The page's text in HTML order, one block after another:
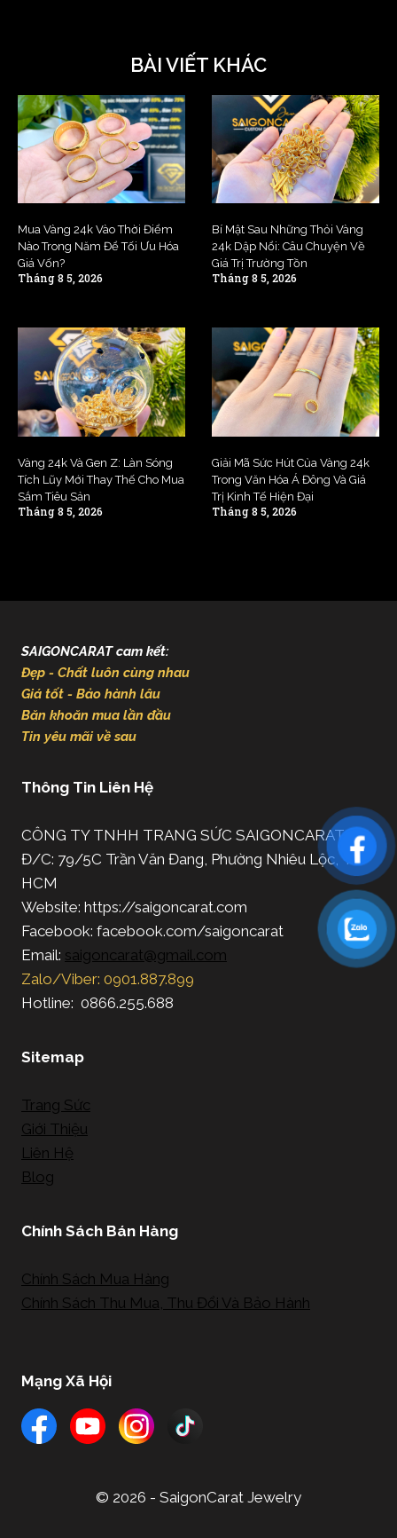
BÀI VIẾT KHÁC
Mua Vàng 24k Vào Thời Điểm
Nào Trong Năm Để Tối Ưu Hóa
Giá Vốn?
Tháng 8 5, 2026
Bí Mật Sau Những Thỏi Vàng
24k Dập Nổi: Câu Chuyện Về
Giá Trị Trường Tồn
Tháng 8 5, 2026
Vàng 24k Và Gen Z: Làn Sóng
Tích Lũy Mới Thay Thế Cho Mua
Sắm Tiêu Sản
Tháng 8 5, 2026
Giải Mã Sức Hút Của Vàng 24k
Trong Văn Hóa Á Đông Và Giá
Trị Kinh Tế Hiện Đại
Tháng 8 5, 2026
SAIGONCARAT cam kết:
Đẹp - Chất luôn cùng nhau
Giá tốt - Bảo hành lâu
Băn khoăn mua lần đầu
Tin yêu mãi về sau
Thông Tin Liên Hệ
CÔNG TY TNHH TRANG SỨC SAIGONCARAT
Đ/C: 79/5C Trần Văn Đang, Phường Nhiêu Lộc, TP.
HCM
Website: https://saigoncarat.com
Facebook: facebook.com/saigoncarat
Email: saigoncarat@gmail.com
Zalo/Viber: 0901.887.899
Hotline: 0866.255.688
Sitemap
Trang Sức
Giới Thiệu
Liên Hệ
Blog
Chính Sách Bán Hàng
Chính Sách Mua Hàng
Chính Sách Thu Mua, Thu Đổi Và Bảo Hành
Mạng Xã Hội
© 2026 - SaigonCarat Jewelry